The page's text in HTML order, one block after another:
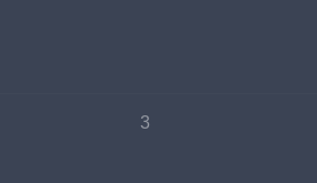
3